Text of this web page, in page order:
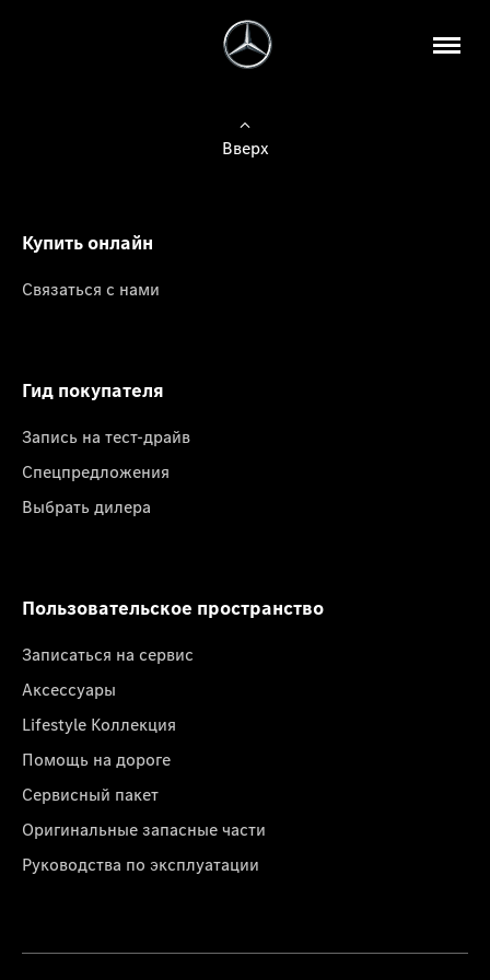
Вверх
Купить онлайн
Связаться с нами
Гид покупателя
Запись на тест-драйв
Спецпредложения
Выбрать дилера
Пользовательское пространство
Записаться на сервис
Аксессуары
Lifestyle Коллекция
Помощь на дороге
Сервисный пакет
Оригинальные запасные части
Руководства по эксплуатации